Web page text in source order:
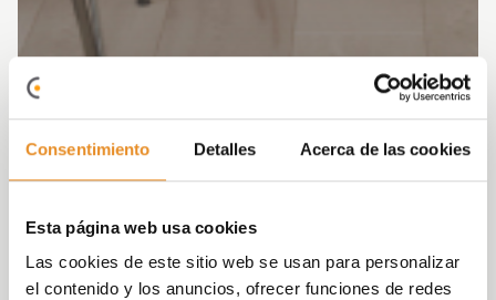
Consentimiento Detalles Acerca de las cookies
Esta página web usa cookies
Las cookies de este sitio web se usan para personalizar
el contenido y los anuncios, ofrecer funciones de redes